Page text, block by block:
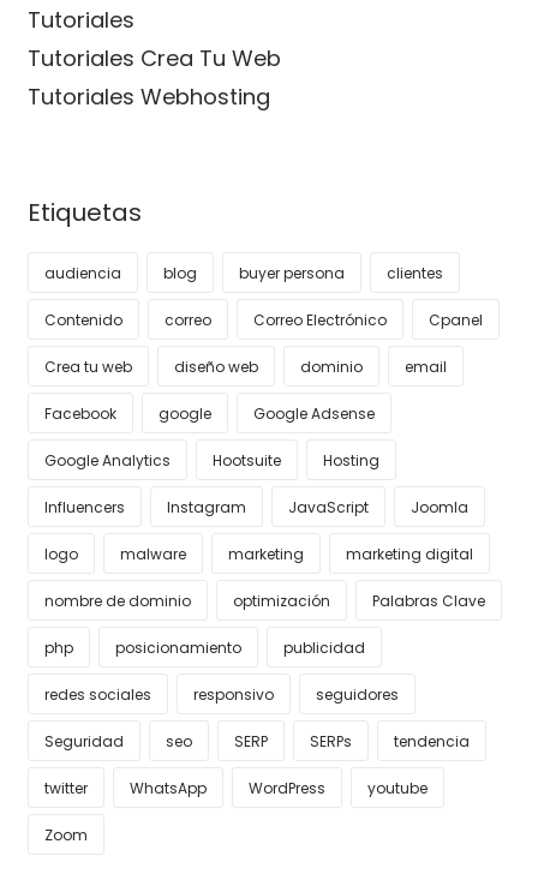
Tutoriales
Tutoriales Crea Tu Web
Tutoriales Webhosting
Etiquetas
audiencia blog buyer persona clientes
Contenido correo Correo Electrónico Cpanel
Crea tu web diseño web dominio email
Facebook google Google Adsense
Google Analytics Hootsuite Hosting
Influencers Instagram JavaScript Joomla
logo malware marketing marketing digital
nombre de dominio optimización Palabras Clave
php posicionamiento publicidad
redes sociales responsivo seguidores
Seguridad seo SERP SERPs tendencia
twitter WhatsApp WordPress youtube
Zoom